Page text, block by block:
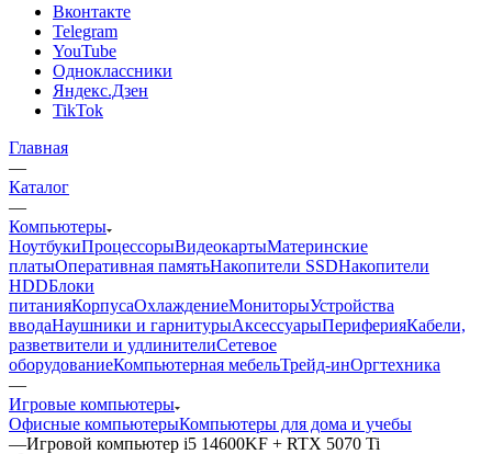
Вконтакте
Telegram
YouTube
Одноклассники
Яндекс.Дзен
TikTok
Главная
—
Каталог
—
Компьютеры
НоутбукиПроцессорыВидеокартыМатеринские
платыОперативная памятьНакопители SSDНакопители
HDDБлоки
питанияКорпусаОхлаждениеМониторыУстройства
вводаНаушники и гарнитурыАксессуарыПериферияКабели,
разветвители и удлинителиСетевое
оборудованиеКомпьютерная мебельТрейд-инОргтехника
—
Игровые компьютеры
Офисные компьютерыКомпьютеры для дома и учебы
—Игровой компьютер i5 14600KF + RTX 5070 Ti